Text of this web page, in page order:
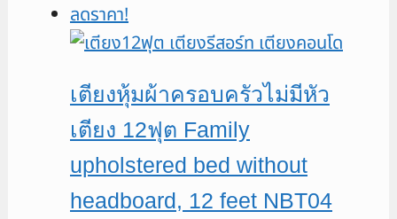
ลดราคา!
เตียงหุ้มผ้าครอบครัวไม่มีหัว
เตียง 12ฟุต Family
upholstered bed without
headboard, 12 feet NBT04